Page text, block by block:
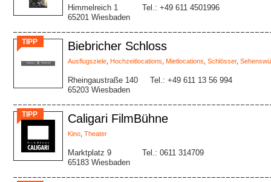
Himmelreich 1
65201 Wiesbaden
Tel.: +49 611 4501996
TIPP Biebricher Schloss
Ausflugsziele Hochzeitlocations Mietlocations Schlösser,
Rheingaustraße 140
65203 Wiesbaden
Tel.: +49 611 13 56 994
TIPP Caligari FilmBühne
Kino Theater
Marktplatz 9
65183 Wiesbaden
Tel.: 0611 314709